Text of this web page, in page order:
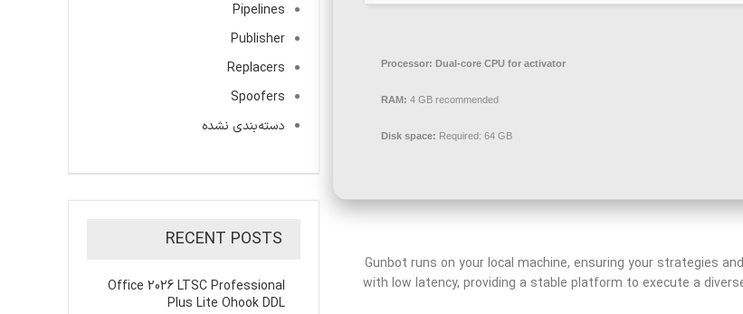
Processor: Dual-core CPU for activator
RAM: 4 GB recommended
Disk space: Required: 64 GB
Gunbot runs on your local machine, ensuring your strategies
with low latency, providing a stable platform to execute a
Pipelines
Publisher
Replacers
Spoofers
دسته‌بندی نشده
RECENT POSTS
Office 2026 LTSC Professional
Plus Lite Ohook DDL